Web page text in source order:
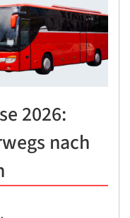
2026:
nach